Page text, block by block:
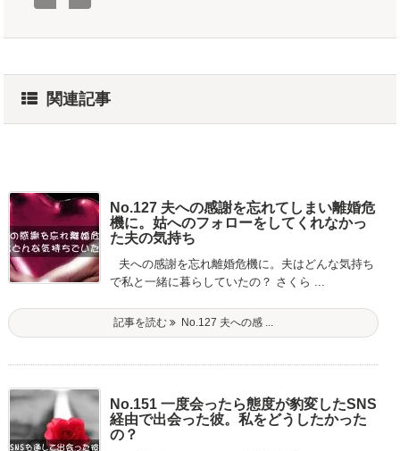
関連記事
No.127 夫への感謝を忘れてしまい離婚危
機に。姑へのフォローをしてくれなかっ
た夫の気持ち
夫への感謝を忘れ離婚危機に。夫はどんな気持ち
で私と一緒に暮らしていたの？ さくら ...
記事を読む No.127 夫への感 ...
No.151 一度会ったら態度が豹変したSNS
経由で出会った彼。私をどうしたかった
の？